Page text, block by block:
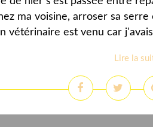
ma voisine, arroser sa
vétérinaire est venu car
Lire la